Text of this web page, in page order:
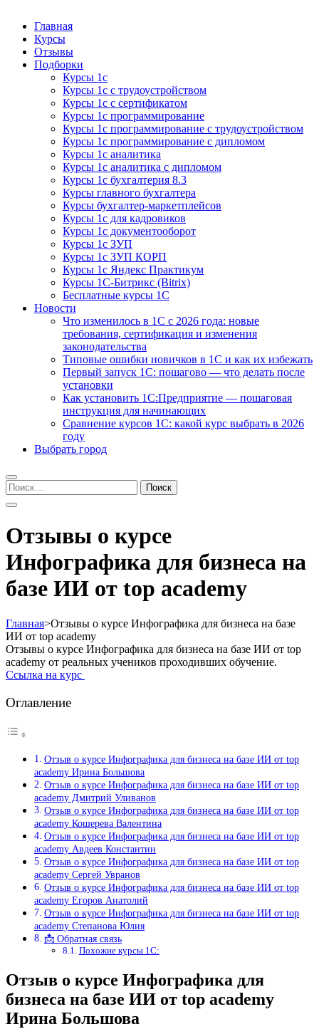
Курсы 1С
Курсы 1С официальная сертификация
Главная
Курсы
Отзывы
Подборки
Курсы 1с
Курсы 1с с трудоустройством
Курсы 1с с сертификатом
Курсы 1с программирование
Курсы 1с программирование с трудоустройством
Курсы 1с программирование с дипломом
Курсы 1с аналитика
Курсы 1с аналитика с дипломом
Курсы 1с бухгалтерия 8.3
Курсы главного бухгалтера
Курсы бухгалтер-маркетплейсов
Курсы 1с для кадровиков
Курсы 1с документооборот
Курсы 1с ЗУП
Курсы 1с ЗУП КОРП
Курсы 1с Яндекс Практикум
Курсы 1С-Битрикс (Bitrix)
Бесплатные курсы 1С
Новости
Что изменилось в 1С с 2026 года: новые
требования, сертификация и изменения
законодательства
Типовые ошибки новичков в 1С и как их избежать
Первый запуск 1С: пошагово — что делать после
установки
Как установить 1С:Предприятие — пошаговая
инструкция для начинающих
Сравнение курсов 1С: какой курс выбрать в 2026
году
Выбрать город
Найти:
Отзывы о курсе
Инфографика для бизнеса на
базе ИИ от top academy
Главная>Отзывы о курсе Инфографика для бизнеса на базе
ИИ от top academy
Отзывы о курсе Инфографика для бизнеса на базе ИИ от top
academy от реальных учеников проходивших обучение.
Ссылка на курс
Оглавление
Отзыв о курсе Инфографика для бизнеса на базе ИИ от top
academy Ирина Большова
Отзыв о курсе Инфографика для бизнеса на базе ИИ от top
academy Дмитрий Уливанов
Отзыв о курсе Инфографика для бизнеса на базе ИИ от top
academy Кошерева Валентина
Отзыв о курсе Инфографика для бизнеса на базе ИИ от top
academy Авдеев Константин
Отзыв о курсе Инфографика для бизнеса на базе ИИ от top
academy Сергей Увранов
Отзыв о курсе Инфографика для бизнеса на базе ИИ от top
academy Егоров Анатолий
Отзыв о курсе Инфографика для бизнеса на базе ИИ от top
academy Степанова Юлия
📩 Обратная связь
Похожие курсы 1С:
Отзыв о курсе Инфографика для
бизнеса на базе ИИ от top academy
Ирина Большова